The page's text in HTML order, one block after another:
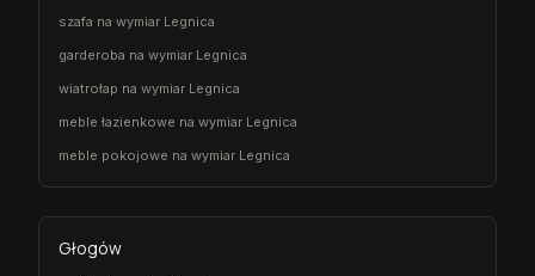
szafa na wymiar Legnica
garderoba na wymiar Legnica
wiatrołap na wymiar Legnica
meble łazienkowe na wymiar Legnica
meble pokojowe na wymiar Legnica
Głogów